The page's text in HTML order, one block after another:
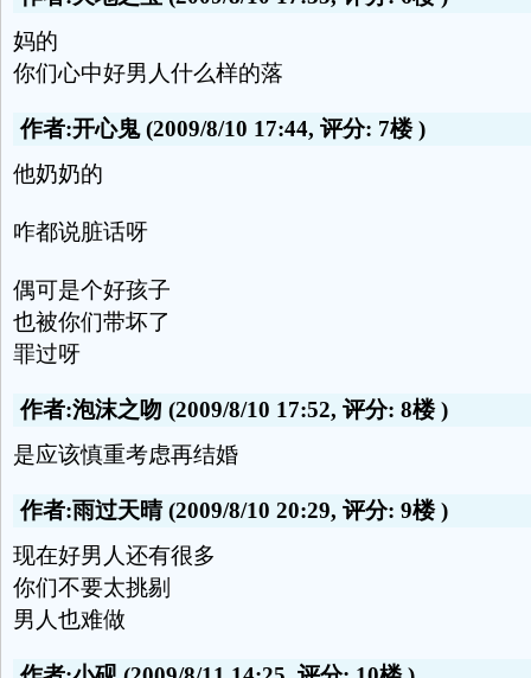
妈的
你们心中好男人什么样的落
作者:开心鬼(2009/8/10 17:44, 评分: 7楼)
他奶奶的
咋都说脏话呀
偶可是个好孩子
也被你们带坏了
罪过呀
作者:泡沫之吻 (2009/8/10 17:52, 评分: 8楼)
是应该慎重考虑再结婚
作者:雨过天晴(2009/8/10 20:29, 评分: 9楼)
现在好男人还有很多
你们不要太挑剔
男人也难做